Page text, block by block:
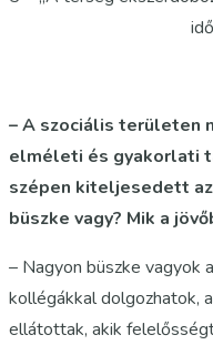
– A szociális területen
elméleti és gyakorlati
szépen kiteljesedett
büszke vagy? Mik a
– Nagyon büszke vagyok
kollégákkal dolgozhatok,
ellátottak, akik